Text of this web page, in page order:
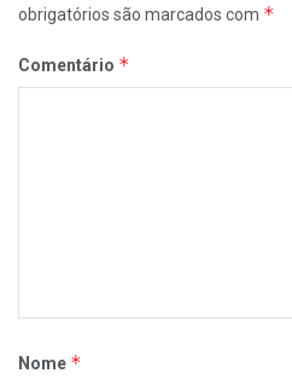
obrigatórios são marcados com *
Comentário *
Nome *